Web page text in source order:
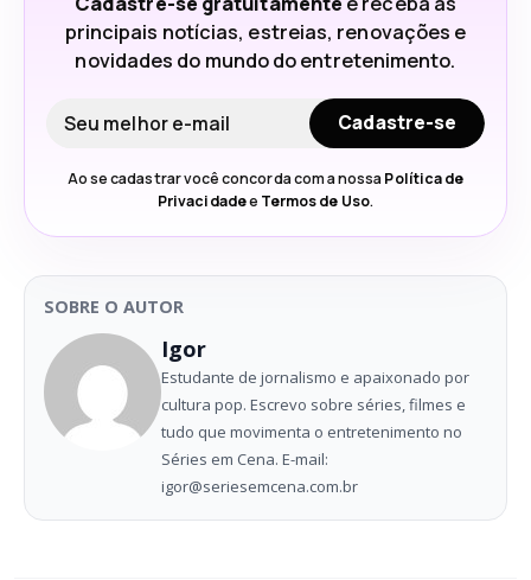
principais notícias, estreias, renovações e
novidades do mundo do entretenimento.
Seu e-mail
Cadastre-se
Ao se cadastrar você concorda com a nossa Política de
Privacidadee Termos de Uso.
SOBRE O AUTOR
Igor
Estudante de jornalismo e apaixonado por
cultura pop. Escrevo sobre séries, filmes e
tudo que movimenta o entretenimento no
Séries em Cena. E-mail:
igor@seriesemcena.com.br